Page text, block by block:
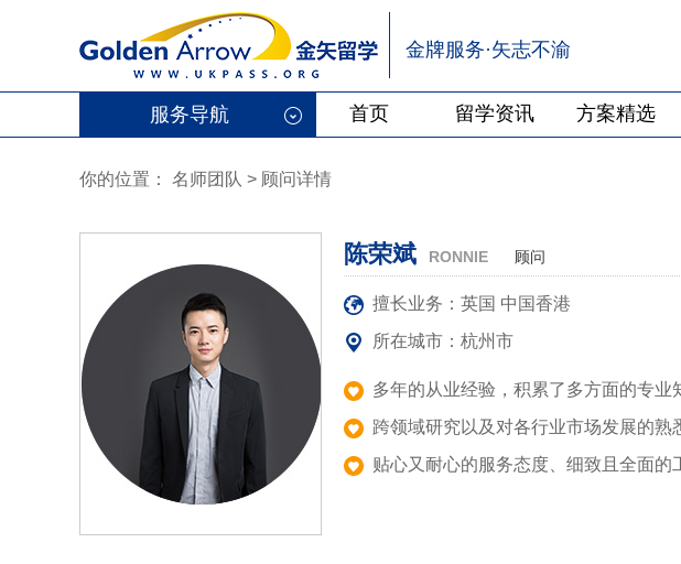
金牌服务·矢志不渝
服务导航 首页 留学资讯 方案精选
你的位置： 名师团队 > 顾问详情
陈荣斌 RONNIE 顾问
擅长业务：英国 中国香港
所在城市：杭州市
多年的从业经验，积累了多方面的专
跨领域研究以及对各行业市场发展的
贴心又耐心的服务态度、细致且全面